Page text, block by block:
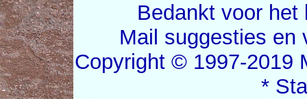
Bedankt voor
Mail suggesties en
Copyright © 1997-2019
*